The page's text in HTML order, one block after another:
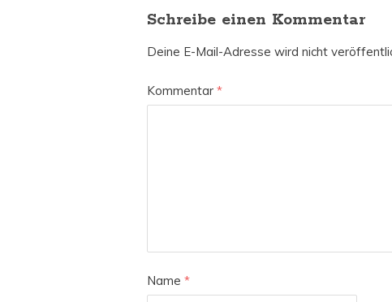
Schreibe einen Kommentar
Deine E-Mail-Adresse wird nicht
Kommentar*
Name*